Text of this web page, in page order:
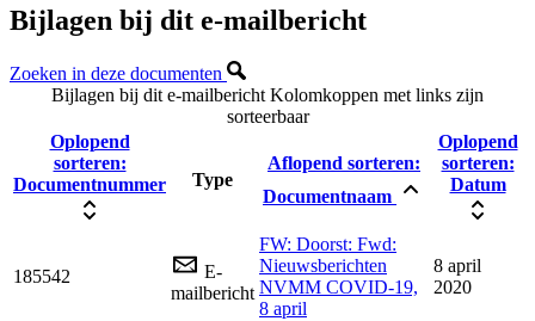
Bijlagen bij dit e-mailbericht
Zoeken in deze documenten
Bijlagen bij dit e-mailbericht Kolomkoppen met links zijn
sorteerbaar
Oplopend
sorteren:
Documentnummer
Type
Aflopend sorteren:
Documentnaam
Oplopend
sorteren:
Datum
185542
E-
mailbericht
FW: Doorst: Fwd:
Nieuwsberichten
NVMM COVID-19,
8 april
8 april
2020